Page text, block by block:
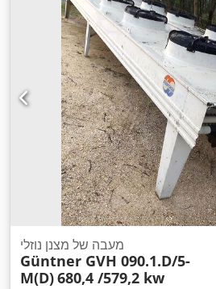
מעבה של מצנן נוזלי
Güntner GVH 090.1.D/5-
M(D)680,4 /579,2 kw